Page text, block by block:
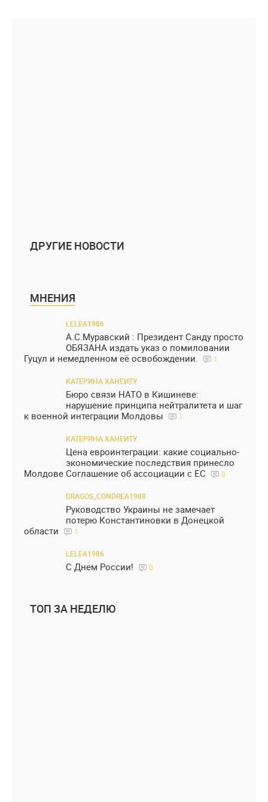
ДРУГИЕ НОВОСТИ
МНЕНИЯ
LELEA1986
А.С.Муравский : Президент Санду просто
ОБЯЗАНА издать указ о помиловании
Гуцул и немедленном её освобождении.
1
КАТЕРИНА ХАНЕИТУ
Бюро связи НАТО в Кишиневе:
нарушение принципа нейтралитета и шаг
к военной интеграции Молдовы
1
КАТЕРИНА ХАНЕИТУ
Цена евроинтеграции: какие социально-
экономические последствия принесло
Молдове Соглашение об ассоциации с ЕС
0
DRAGOS_CONDREA1988
Руководство Украины не замечает
потерю Константиновки в Донецкой
области
1
LELEA1986
С Днем России! 0
ТОП ЗА НЕДЕЛЮ